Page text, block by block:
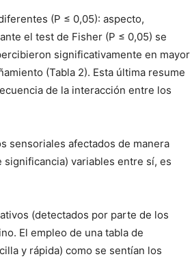
(P ≤ 0,05): aspecto,
el test de Fisher (P ≤ 0,05) se
significativamente en mayor
(Tabla 2). Esta última resume
de la interacción entre los
sensoriales afectados de manera
variables entre sí, es
(detectados por parte de los
El empleo de una tabla de
y rápida) como se sentían los